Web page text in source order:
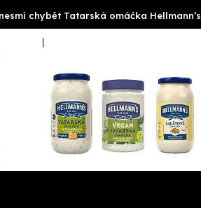
chybět Tatarská omáčka Hellmann’s